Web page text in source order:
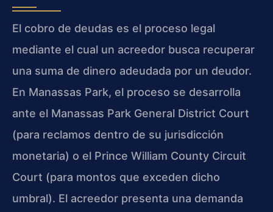
El cobro de deudas es el proceso legal
mediante el cual un acreedor busca recuperar
una suma de dinero adeudada por un deudor.
En Manassas Park, el proceso se desarrolla
ante el Manassas Park General District Court
(para reclamos dentro de su jurisdicción
monetaria) o el Prince William County Circuit
Court (para montos que exceden dicho
umbral). El acreedor presenta una demanda